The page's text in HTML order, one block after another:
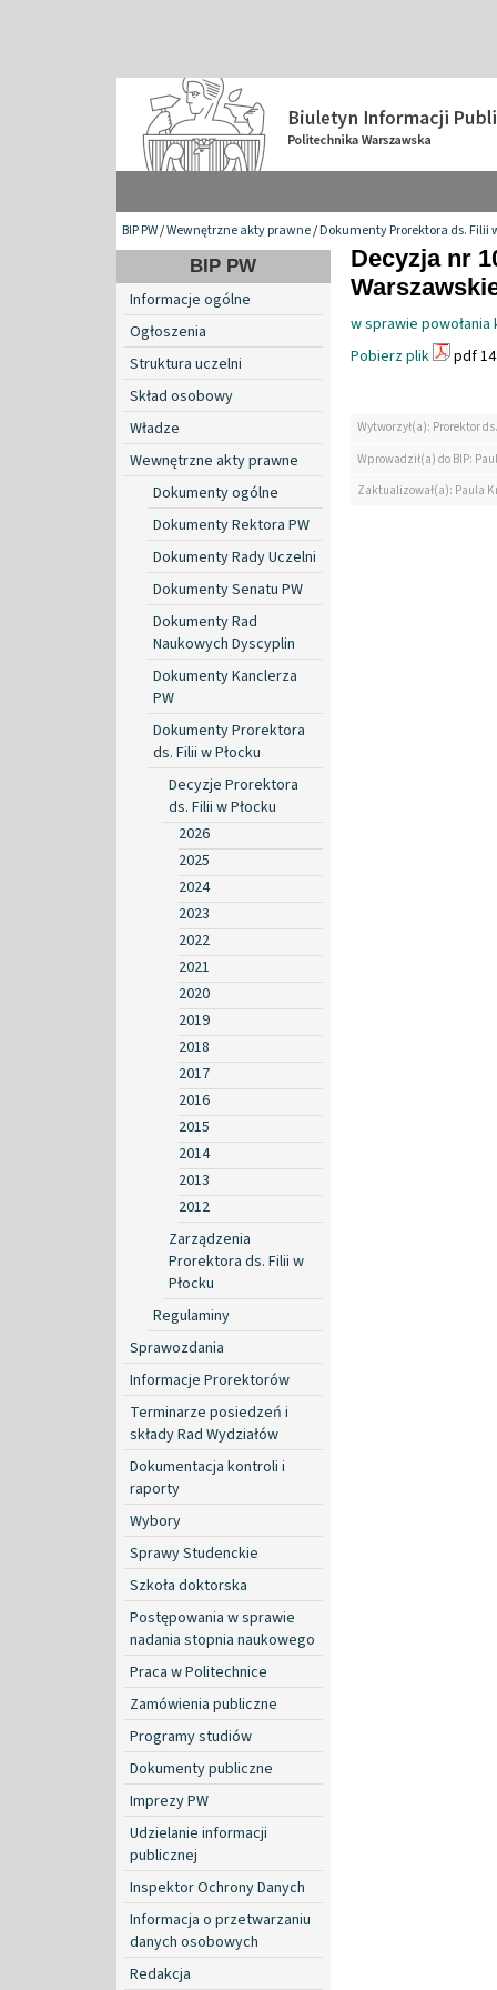
BIP PW/Wewnętrzne akty prawne/Dokumenty Prorektora ds. Filii
BIP PW
Informacje ogólne
Ogłoszenia
Struktura uczelni
Skład osobowy
Władze
Wewnętrzne akty prawne
Dokumenty ogólne
Dokumenty Rektora PW
Dokumenty Rady Uczelni
Dokumenty Senatu PW
Dokumenty Rad
Naukowych Dyscyplin
Dokumenty Kanclerza
PW
Dokumenty Prorektora
ds. Filii w Płocku
Decyzje Prorektora
ds. Filii w Płocku
2026
2025
2024
2023
2022
2021
2020
2019
2018
2017
2016
2015
2014
2013
2012
Zarządzenia
Prorektora ds. Filii w
Płocku
Regulaminy
Sprawozdania
Informacje Prorektorów
Terminarze posiedzeń i
składy Rad Wydziałów
Dokumentacja kontroli i
raporty
Wybory
Sprawy Studenckie
Szkoła doktorska
Postępowania w sprawie
nadania stopnia naukowego
Praca w Politechnice
Zamówienia publiczne
Programy studiów
Dokumenty publiczne
Imprezy PW
Udzielanie informacji
publicznej
Inspektor Ochrony Danych
Informacja o przetwarzaniu
danych osobowych
Redakcja
Decyzja nr
w sprawie powołania
Pobierz plik
pdf
Wytworzył(a): Prorektor
Wprowadził(a) do BIP:
Zaktualizował(a): Paula